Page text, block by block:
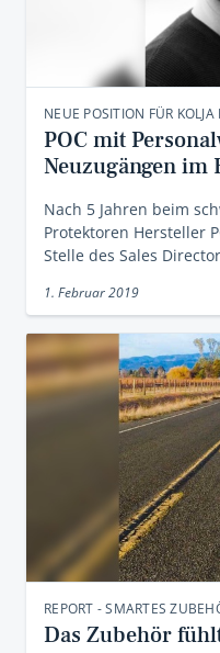
NEUE POSITION FÜR KOLJA
POC mit
Neuzugängen
Nach 5 Jahren beim
Protektoren Hersteller
Stelle des Sales
1. Februar 2019
REPORT - SMARTES
Das Zubehör